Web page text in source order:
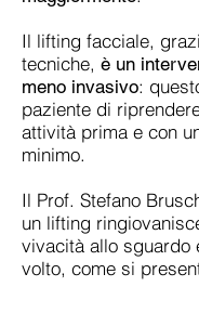
Il lifting facciale,
tecniche, è un
meno invasivo:
paziente di
attività prima e con
minimo.
Il Prof. Stefano
un lifting
vivacità allo sguardo
volto, come si